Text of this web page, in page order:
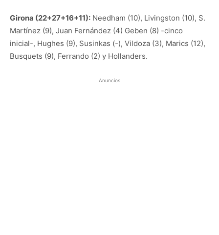
Girona (22+27+16+11): Needham (10), Livingston (10), S.
Martínez (9), Juan Fernández (4) Geben (8) -cinco
inicial-, Hughes (9), Susinkas (-), Vildoza (3), Marics (12),
Busquets (9), Ferrando (2) y Hollanders.
Anuncios